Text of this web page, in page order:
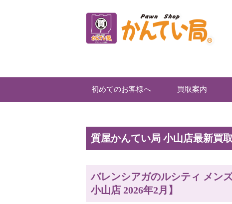
初めてのお客様へ 買取案内
質屋かんてい局 小山店最新買
バレンシアガのルシティ メン
小山店 2026年2月】